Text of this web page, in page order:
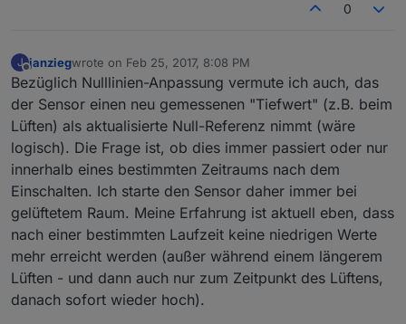
0
J
Offline
janziegwrote on Feb 25, 2017, 8:08 PM
last edited by
Bezüglich Nulllinien-Anpassung vermute ich auch, das
der Sensor einen neu gemessenen "Tiefwert" (z.B. beim
Lüften) als aktualisierte Null-Referenz nimmt (wäre
logisch). Die Frage ist, ob dies immer passiert oder nur
innerhalb eines bestimmten Zeitraums nach dem
Einschalten. Ich starte den Sensor daher immer bei
gelüftetem Raum. Meine Erfahrung ist aktuell eben, dass
nach einer bestimmten Laufzeit keine niedrigen Werte
mehr erreicht werden (außer während einem längerem
Lüften - und dann auch nur zum Zeitpunkt des Lüftens,
danach sofort wieder hoch).